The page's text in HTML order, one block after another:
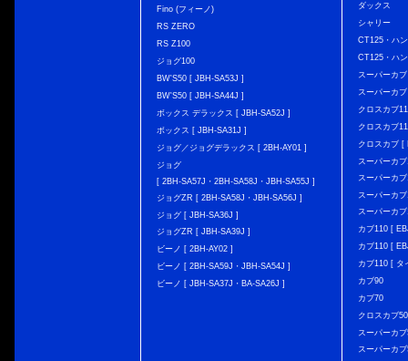
Fino (フィーノ)
RS ZERO
RS Z100
ジョグ100
BW'S50 [ JBH-SA53J ]
BW'S50 [ JBH-SA44J ]
ボックス デラックス [ JBH-SA52J ]
ボックス [ JBH-SA31J ]
ジョグ／ジョグデラックス [ 2BH-AY01 ]
ジョグ
[ 2BH-SA57J・2BH-SA58J・JBH-SA55J ]
ジョグZR [ 2BH-SA58J・JBH-SA56J ]
ジョグ [ JBH-SA36J ]
ジョグZR [ JBH-SA39J ]
ビーノ [ 2BH-AY02 ]
ビーノ [ 2BH-SA59J・JBH-SA54J ]
ビーノ [ JBH-SA37J・BA-SA26J ]
ダックス
シャリー
CT125・ハ
CT125・ハ
スーパーカ
スーパーカ
クロスカブ
クロスカブ
クロスカブ [
スーパーカ
スーパーカ
スーパーカ
スーパーカ
カブ110 [
カブ110 [
カブ110 [ タ
カブ90
カブ70
クロスカブ
スーパーカ
スーパーカ